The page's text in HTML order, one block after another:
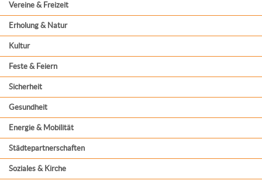
Vereine & Freizeit
Erholung & Natur
Kultur
Feste & Feiern
Sicherheit
Gesundheit
Energie & Mobilität
Städtepartnerschaften
Soziales & Kirche